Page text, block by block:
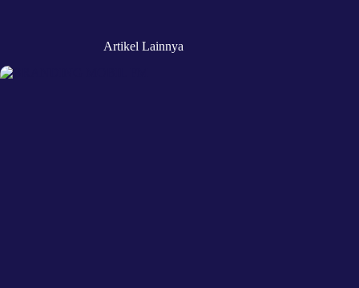
Artikel Lainnya